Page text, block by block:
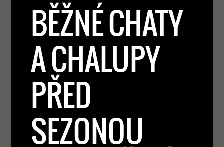
BĚŽNÉ CHATY
A CHALUPY
PŘED
SEZONOU